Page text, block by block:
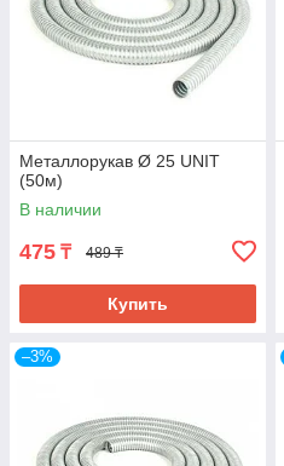
Металлорукав Ø 25 UNIT
(50м)
В наличии
475 ₸ 489 ₸
Купить
–3%